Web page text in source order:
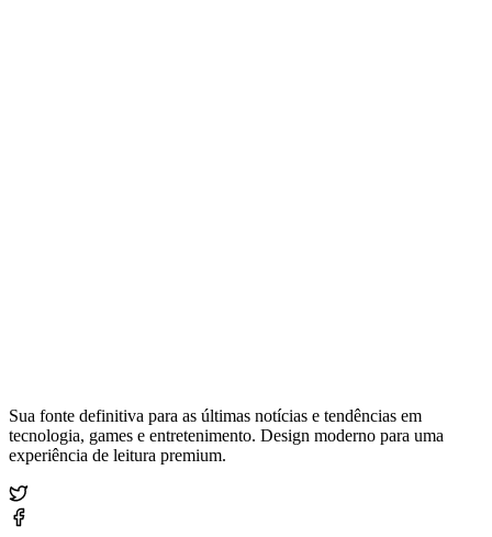
Sua fonte definitiva para as últimas notícias e tendências em
tecnologia, games e entretenimento. Design moderno para uma
experiência de leitura premium.